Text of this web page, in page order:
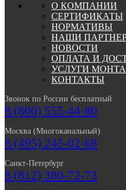
О КОМПАНИИ
СЕРТИФИКАТЫ
НОРМАТИВЫ
НАШИ
НОВОСТИ
ОПЛАТА И
УСЛУГИ
КОНТАКТЫ
Звонок по России бесплатный
8 (800) 555-44-80
Москва (Многоканальный)
8 (495) 245-02-68
Санкт-Петербург
8 (812) 380-72-73